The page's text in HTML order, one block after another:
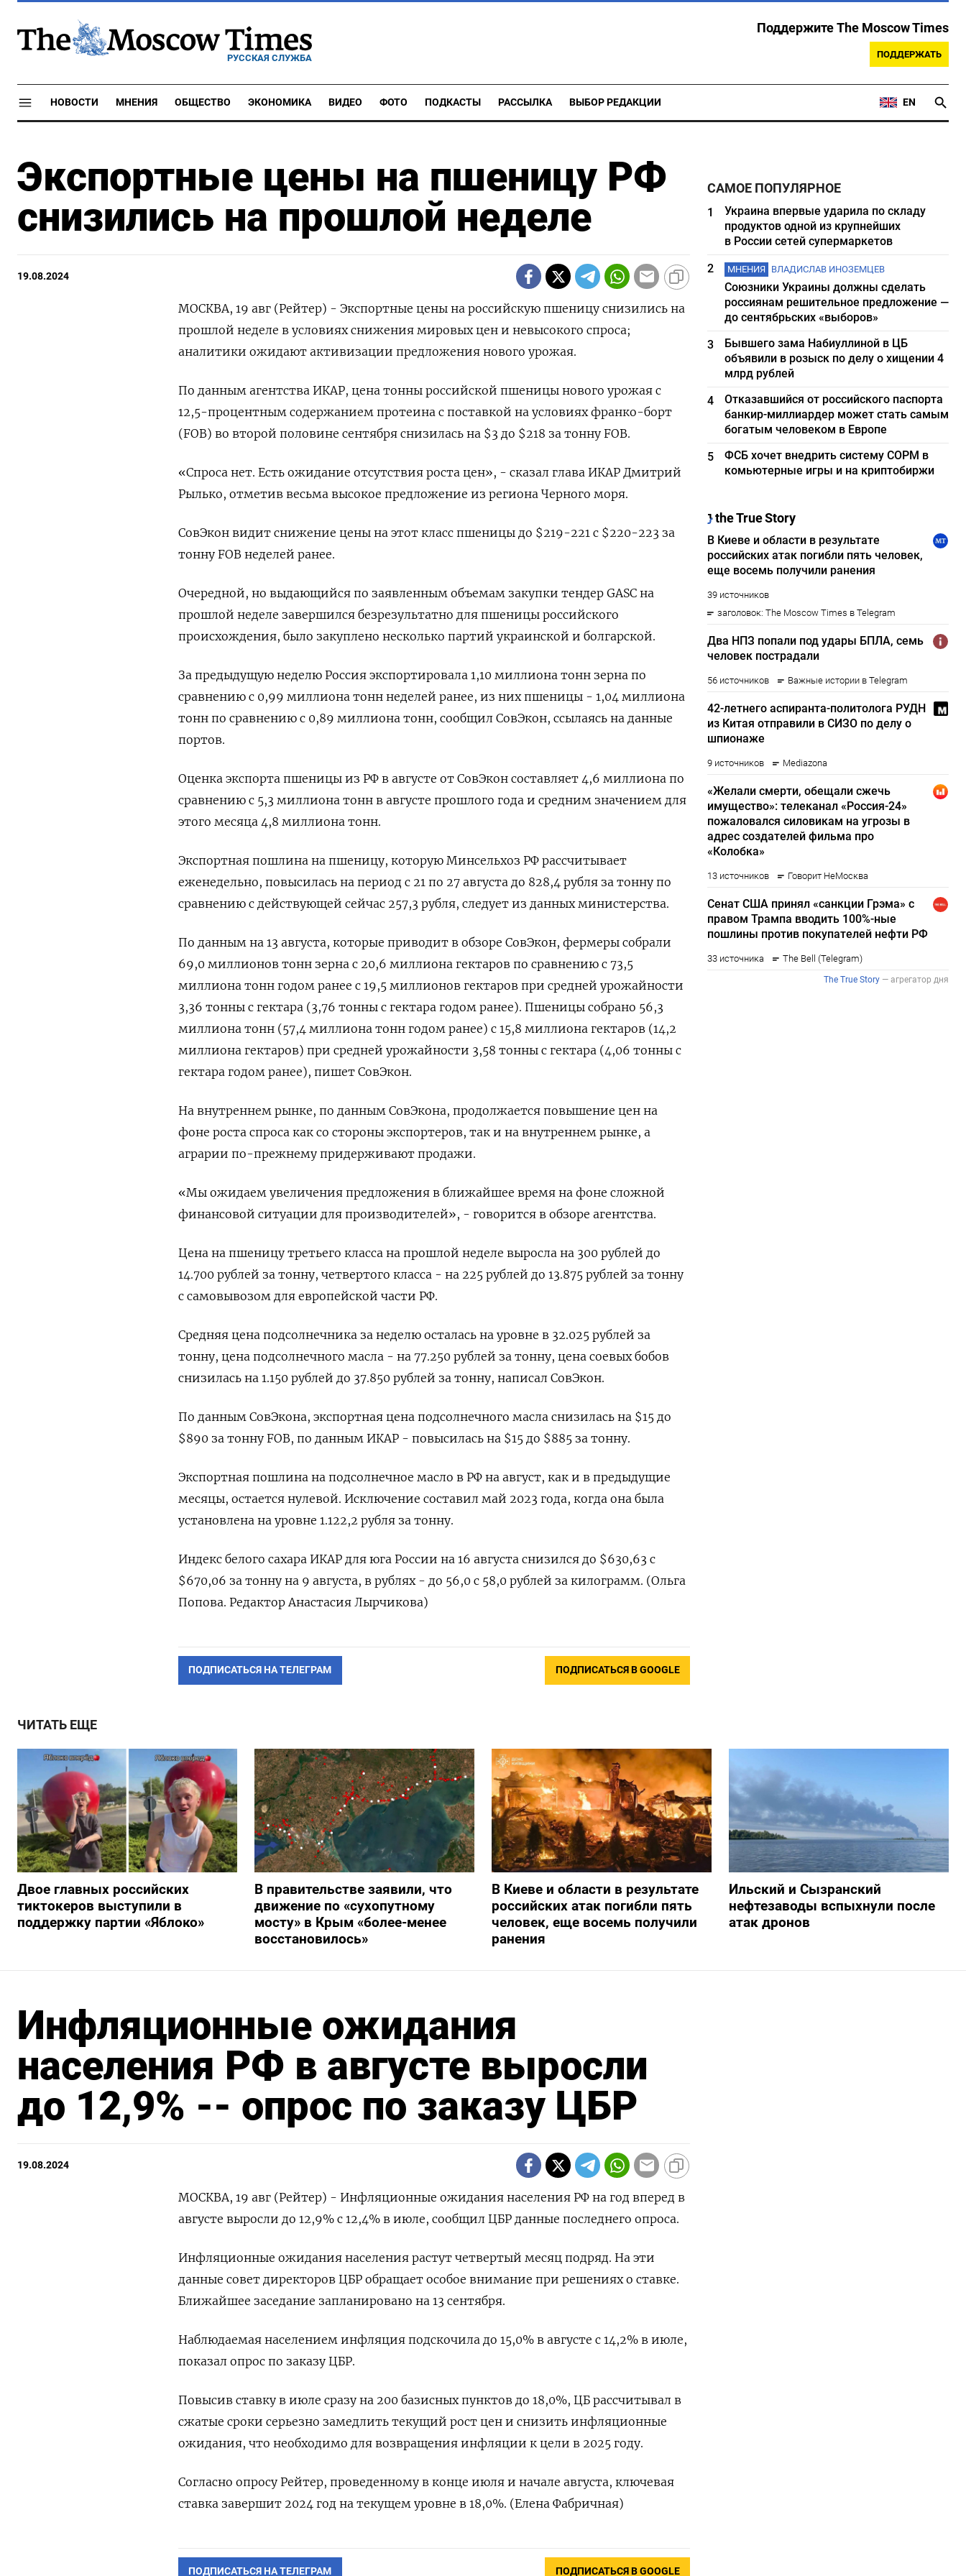
РУССКАЯ СЛУЖБА
Поддержите The Moscow Times
ПОДДЕРЖАТЬ
НОВОСТИ МНЕНИЯ ОБЩЕСТВО ЭКОНОМИКА ВИДЕО ФОТО ПОДКАСТЫ РАССЫЛКА ВЫБОР РЕДАКЦИИ EN
Экспортные цены на пшеницу РФ
снизились на прошлой неделе
19.08.2024
МОСКВА, 19 авг (Рейтер) - Экспортные цены на российскую пшеницу снизились на
прошлой неделе в условиях снижения мировых цен и невысокого спроса;
аналитики ожидают активизации предложения нового урожая.
По данным агентства ИКАР, цена тонны российской пшеницы нового урожая с
12,5-процентным содержанием протеина с поставкой на условиях франко-борт
(FOB) во второй половине сентября снизилась на $3 до $218 за тонну FOB.
«Спроса нет. Есть ожидание отсутствия роста цен», - сказал глава ИКАР Дмитрий
Рылько, отметив весьма высокое предложение из региона Черного моря.
СовЭкон видит снижение цены на этот класс пшеницы до $219-221 с $220-223 за
тонну FOB неделей ранее.
Очередной, но выдающийся по заявленным объемам закупки тендер GASC на
прошлой неделе завершился безрезультатно для пшеницы российского
происхождения, было закуплено несколько партий украинской и болгарской.
За предыдущую неделю Россия экспортировала 1,10 миллиона тонн зерна по
сравнению с 0,99 миллиона тонн неделей ранее, из них пшеницы - 1,04 миллиона
тонн по сравнению с 0,89 миллиона тонн, сообщил СовЭкон, ссылаясь на данные
портов.
Оценка экспорта пшеницы из РФ в августе от СовЭкон составляет 4,6 миллиона по
сравнению с 5,3 миллиона тонн в августе прошлого года и средним значением для
этого месяца 4,8 миллиона тонн.
Экспортная пошлина на пшеницу, которую Минсельхоз РФ рассчитывает
еженедельно, повысилась на период с 21 по 27 августа до 828,4 рубля за тонну по
сравнению с действующей сейчас 257,3 рубля, следует из данных министерства.
По данным на 13 августа, которые приводит в обзоре СовЭкон, фермеры собрали
69,0 миллионов тонн зерна с 20,6 миллиона гектаров по сравнению с 73,5
миллиона тонн годом ранее с 19,5 миллионов гектаров при средней урожайности
3,36 тонны с гектара (3,76 тонны с гектара годом ранее). Пшеницы собрано 56,3
миллиона тонн (57,4 миллиона тонн годом ранее) с 15,8 миллиона гектаров (14,2
миллиона гектаров) при средней урожайности 3,58 тонны с гектара (4,06 тонны с
гектара годом ранее), пишет СовЭкон.
На внутреннем рынке, по данным СовЭкона, продолжается повышение цен на
фоне роста спроса как со стороны экспортеров, так и на внутреннем рынке, а
аграрии по-прежнему придерживают продажи.
«Мы ожидаем увеличения предложения в ближайшее время на фоне сложной
финансовой ситуации для производителей», - говорится в обзоре агентства.
Цена на пшеницу третьего класса на прошлой неделе выросла на 300 рублей до
14.700 рублей за тонну, четвертого класса - на 225 рублей до 13.875 рублей за тонну
с самовывозом для европейской части РФ.
Средняя цена подсолнечника за неделю осталась на уровне в 32.025 рублей за
тонну, цена подсолнечного масла - на 77.250 рублей за тонну, цена соевых бобов
снизилась на 1.150 рублей до 37.850 рублей за тонну, написал СовЭкон.
По данным СовЭкона, экспортная цена подсолнечного масла снизилась на $15 до
$890 за тонну FOB, по данным ИКАР - повысилась на $15 до $885 за тонну.
Экспортная пошлина на подсолнечное масло в РФ на август, как и в предыдущие
месяцы, остается нулевой. Исключение составил май 2023 года, когда она была
установлена на уровне 1.122,2 рубля за тонну.
Индекс белого сахара ИКАР для юга России на 16 августа снизился до $630,63 с
$670,06 за тонну на 9 августа, в рублях - до 56,0 с 58,0 рублей за килограмм. (Ольга
Попова. Редактор Анастасия Лырчикова)
ПОДПИСАТЬСЯ НА ТЕЛЕГРАМ ПОДПИСАТЬСЯ В GOOGLE
САМОЕ ПОПУЛЯРНОЕ
1
Украина впервые ударила по складу
продуктов одной из крупнейших
в России сетей супермаркетов
2
МНЕНИЯ ВЛАДИСЛАВ ИНОЗЕМЦЕВ
Союзники Украины должны сделать
россиянам решительное предложение —
до сентябрьских «выборов»
3
Бывшего зама Набиуллиной в ЦБ
объявили в розыск по делу о хищении 4
млрд рублей
4
Отказавшийся от российского паспорта
банкир-миллиардер может стать самым
богатым человеком в Европе
5
ФСБ хочет внедрить систему СОРМ в
комьютерные игры и на криптобиржи
ЧИТАТЬ ЕЩЕ
Двое главных российских
тиктокеров выступили в
поддержку партии «Яблоко»
В правительстве заявили, что
движение по «сухопутному
мосту» в Крым «более-менее
восстановилось»
В Киеве и области в результате
российских атак погибли пять
человек, еще восемь получили
ранения
Ильский и Сызранский
нефтезаводы вспыхнули после
атак дронов
Инфляционные ожидания
населения РФ в августе выросли
до 12,9% -- опрос по заказу ЦБР
19.08.2024
МОСКВА, 19 авг (Рейтер) - Инфляционные ожидания населения РФ на год вперед в
августе выросли до 12,9% с 12,4% в июле, сообщил ЦБР данные последнего опроса.
Инфляционные ожидания населения растут четвертый месяц подряд. На эти
данные совет директоров ЦБР обращает особое внимание при решениях о ставке.
Ближайшее заседание запланировано на 13 сентября.
Наблюдаемая населением инфляция подскочила до 15,0% в августе с 14,2% в июле,
показал опрос по заказу ЦБР.
Повысив ставку в июле сразу на 200 базисных пунктов до 18,0%, ЦБ рассчитывал в
сжатые сроки серьезно замедлить текущий рост цен и снизить инфляционные
ожидания, что необходимо для возвращения инфляции к цели в 2025 году.
Согласно опросу Рейтер, проведенному в конце июля и начале августа, ключевая
ставка завершит 2024 год на текущем уровне в 18,0%. (Елена Фабричная)
ПОДПИСАТЬСЯ НА ТЕЛЕГРАМ ПОДПИСАТЬСЯ В GOOGLE